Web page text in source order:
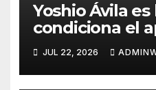
Yoshio Ávila
condiciona el
figura política
candidatura
JUL 22, 2026